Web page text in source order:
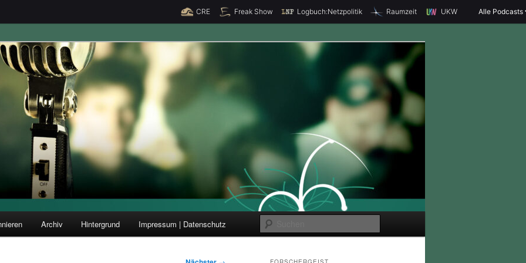
CRE Freak Show Logbuch:Netzpolitik Raumzeit UKW Alle Podcasts
und Forschung
u
Archiv Hintergrund Impressum | Datenschutz